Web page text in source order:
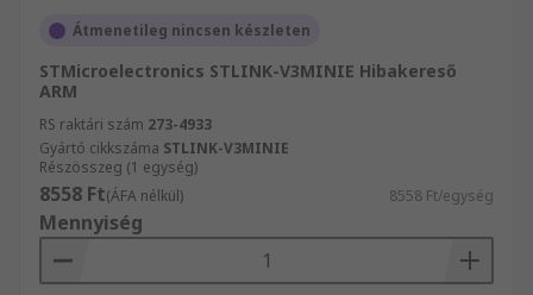
Átmenetileg nincsen készleten
STMicroelectronics STLINK-V3MINIE Hibakereső
ARM
RS raktári szám 273-4933
Gyártó cikkszáma STLINK-V3MINIE
Részösszeg (1 egység)
8558 Ft(ÁFA nélkül) 8558 Ft/egység
Mennyiség